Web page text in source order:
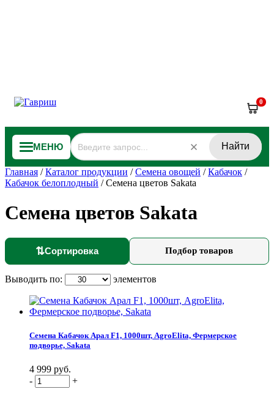
0
МЕНЮ Найти
Главная /Каталог продукции /Семена овощей /Кабачок /
Кабачок белоплодный /Семена цветов Sakata
Семена цветов Sakata
⇅Сортировка Подбор товаров
Выводить по: элементов
Семена Кабачок Арал F1, 1000шт, AgroElita, Фермерское
подворье, Sakata
4 999 руб.
-
+